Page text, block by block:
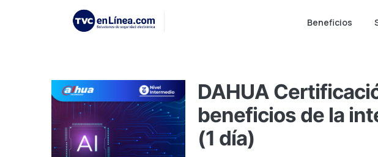
Beneficios
DAHUA
beneficios de la
(1 día)